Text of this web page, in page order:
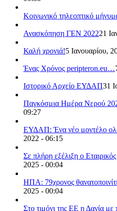
Κοινωνικό τηλεοπτικό
Ανασκόπηση ΓΕΝ 202221
Καλή χρονιά!5 Ιανουαρίου,
Ένας Χρόνος peripteron.eu…
Ιστορικό Αρχείο ΕΥΔΑΠ31
Παγκόσμια Ημέρα Νερού
09:27
ΕΥΔΑΠ: Ένα νέο μοντέλο
2022 - 06:15
Σε πλήρη εξέλιξη ο
2025 - 00:04
ΗΠΑ: 79χρονος
2025 - 00:04
Στο τιμόνι της ΕΕ η Δανία με